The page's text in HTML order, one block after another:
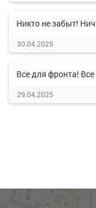
Никто не забыт!
30.04.2025
Все для фронта!
29.04.2025